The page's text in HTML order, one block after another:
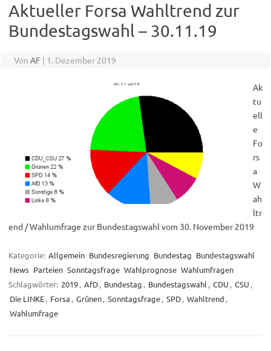
Aktueller Forsa Wahltrend zur
Bundestagswahl – 30.11.19
Von AF | 1. Dezember 2019
Ak
tu
ell
e
Fo
rs
a
W
ah
ltr
end / Wahlumfrage zur Bundestagswahl vom 30. November 2019
Kategorie: Allgemein Bundesregierung Bundestag Bundestagswahl
News Parteien Sonntagsfrage Wahlprognose Wahlumfragen
Schlagwörter: 2019, AfD, Bundestag , Bundestagswahl , CDU , CSU ,
Die LINKE, Forsa , Grünen, Sonntagsfrage, SPD, Wahltrend ,
Wahlumfrage